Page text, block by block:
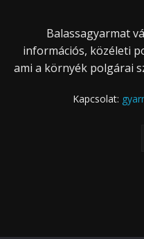
Balassagyarmat
információs, közéleti
ami a környék polgárai
Kapcsolat: